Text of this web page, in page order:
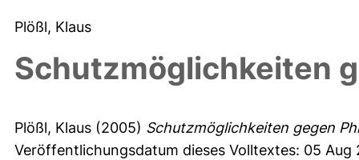
Plößl, Klaus
Schutzmöglichkeiten
Plößl, Klaus (2005) Schutzmöglichkeiten gegen
Veröffentlichungsdatum dieses Volltextes: 05 Aug